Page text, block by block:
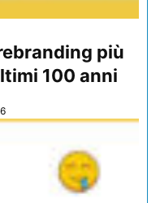
più
100 anni